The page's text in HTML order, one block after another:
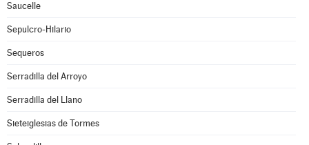
Saucelle
Sepulcro-Hilario
Sequeros
Serradilla del Arroyo
Serradilla del Llano
Sieteiglesias de Tormes